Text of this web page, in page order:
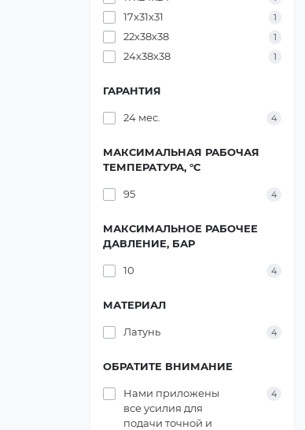
17х31х31 1
22х38х38 1
24х38х38 1
ГАРАНТИЯ
24 мес. 4
МАКСИМАЛЬНАЯ РАБОЧАЯ
ТЕМПЕРАТУРА, °C
95 4
МАКСИМАЛЬНОЕ РАБОЧЕЕ
ДАВЛЕНИЕ, БАР
10 4
МАТЕРИАЛ
Латунь 4
ОБРАТИТЕ ВНИМАНИЕ
Нами приложены
все усилия для
подачи точной и
4